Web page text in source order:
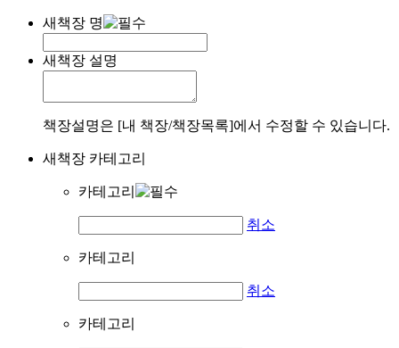
새책장 명
새책장 설명
책장설명은 [내 책장/책장목록]에서 수정할 수 있습니다.
새책장 카테고리
카테고리
취소
카테고리
취소
카테고리